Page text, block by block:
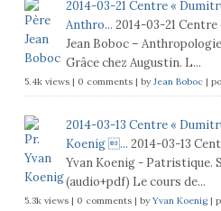
2014-03-21 Centre «
Anthro... 2014-03-21
Jean Boboc –
Grâce chez Augustin. L...
5.4k views| 0 comments| byJean Boboc|
2014-03-13 Centre «
Koenig ... 2014-03-13
Yvan Koenig - Patristique.
(audio+pdf) Le cours de...
5.3k views| 0 comments| byYvan Koenig|